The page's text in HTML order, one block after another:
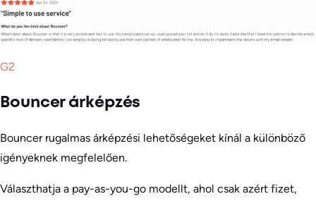
G2
Bouncer árképzés
Bouncer rugalmas árképzési lehetőségeket kínál a különböző
igényeknek megfelelően.
Választhatja a pay-as-you-go modellt, ahol csak azért fizet,